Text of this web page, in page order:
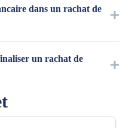
engagement. Elle produit
qui donne une
dans un rachat de
certaines dettes
intégrer l'opération de
et de son montant.
un rachat de
entre la constitution du
délai varie selon la